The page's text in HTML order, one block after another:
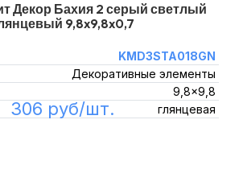
Декор Бахия 2 серый светлый
9,8x9,8x0,7
KMD3STA018GN
Декоративные элементы
9,8x9,8
глянцевая
306 руб/шт.